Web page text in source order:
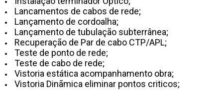
Lancamentos de cabos de rede;
Lançamento de cordoalha;
Lançamento de tubulação subterrânea;
Recuperação de Par de cabo CTP/APL;
Teste de ponto de rede;
Teste de cabo de rede;
Vistoria estática acompanhamento obra;
Vistoria Dinãmica eliminar pontos criticos;